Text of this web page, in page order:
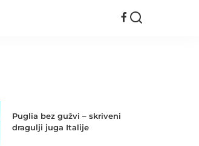
Puglia bez gužvi – skriveni
dragulji juga Italije